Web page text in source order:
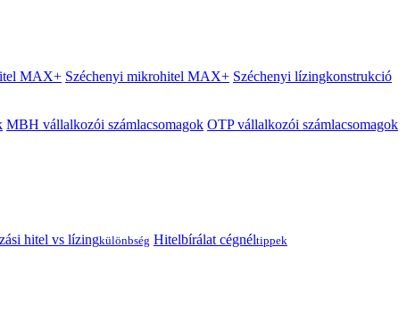
MAX+ Széchenyi mikrohitel MAX+ Széchenyi lízingkonstrukció
MBH vállalkozói számlacsomagok OTP vállalkozói számlacsomagok
hitel vs lízingkülönbség Hitelbírálat cégnéltippek